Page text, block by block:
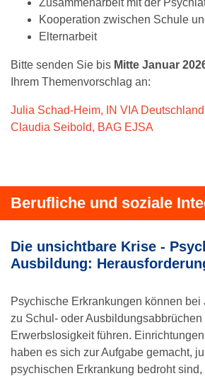
Zusammenarbeit mit der
Kooperation zwischen Schule
Elternarbeit
Bitte senden Sie bis Mitte Januar
Ihrem Themenvorschlag an:
Julia Schad-Heim, IN VIA
Claudia Seibold, BAG EJSA
Berufliche und soziale
Die unsichtbare Krise -
Ausbildung:
Psychische Erkrankungen können
zu Schul- oder
Erwerbslosigkeit führen.
haben es sich zur Aufgabe gemacht,
psychischen Erkrankung bedroht